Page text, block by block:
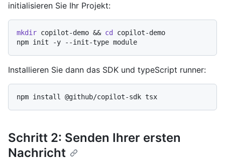
initialisieren Sie Ihr Projekt:
mkdir copilot-demo && cd
copilot-demo
Installieren Sie dann das SDK und typeScript runner:
Schritt 2: Senden Ihrer ersten
Nachricht